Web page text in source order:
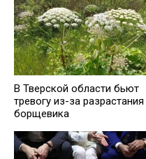
В Тверской области бьют
тревогу из-за разрастания
борщевика